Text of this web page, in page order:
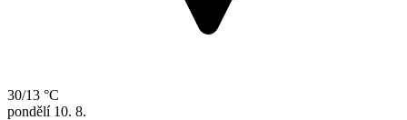
30/13 °C
pondělí 10. 8.